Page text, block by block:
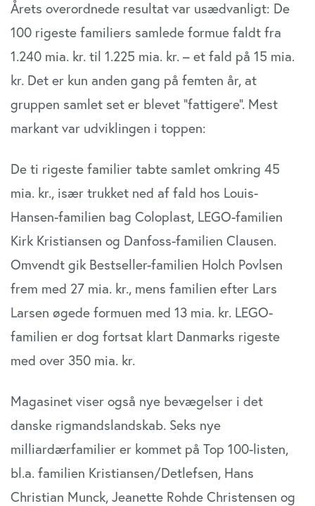
Årets overordnede resultat var usædvanligt: De
100 rigeste familiers samlede formue faldt fra
1.240 mia. kr. til 1.225 mia. kr. – et fald på 15 mia.
kr. Det er kun anden gang på femten år, at
gruppen samlet set er blevet “fattigere”. Mest
markant var udviklingen i toppen:
De ti rigeste familier tabte samlet omkring 45
mia. kr., især trukket ned af fald hos Louis-
Hansen-familien bag Coloplast, LEGO-familien
Kirk Kristiansen og Danfoss-familien Clausen.
Omvendt gik Bestseller-familien Holch Povlsen
frem med 27 mia. kr., mens familien efter Lars
Larsen øgede formuen med 13 mia. kr. LEGO-
familien er dog fortsat klart Danmarks rigeste
med over 350 mia. kr.
Magasinet viser også nye bevægelser i det
danske rigmandslandskab. Seks nye
milliardærfamilier er kommet på Top 100-listen,
bl.a. familien Kristiansen/Detlefsen, Hans
Christian Munck, Jeanette Rohde Christensen og